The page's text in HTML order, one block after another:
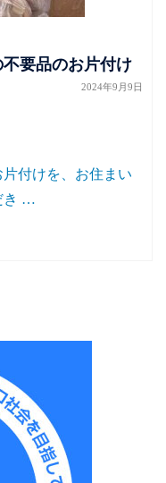
要品のお片付け
2024年9月9日
付けを、お住まい
き …